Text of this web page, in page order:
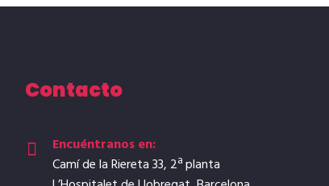
Contacto
Encuéntranos en:
Camí de la Riereta 33, 2ª planta